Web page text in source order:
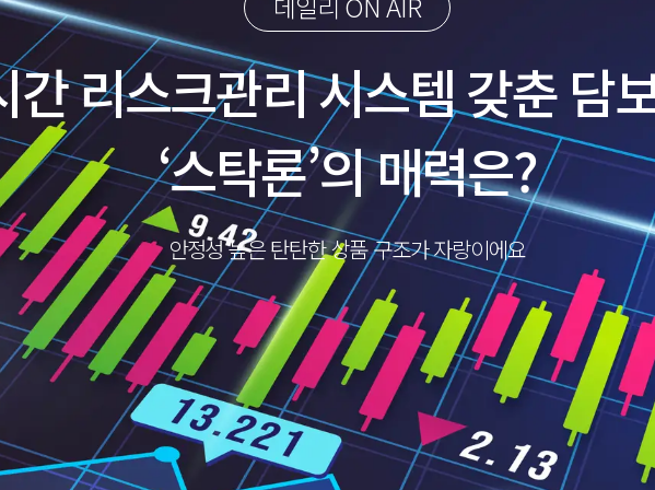
간 리스크관리 시스템 갖춘 담
‘스탁론’의 매력은?
안정성 높은 탄탄한 상품 구조가 자랑이에요